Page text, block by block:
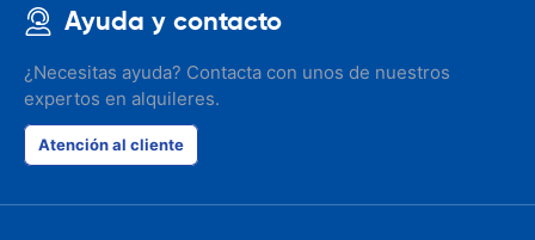
Ayuda y contacto
¿Necesitas ayuda? Contacta con unos de nuestros
expertos en alquileres.
Atención al cliente